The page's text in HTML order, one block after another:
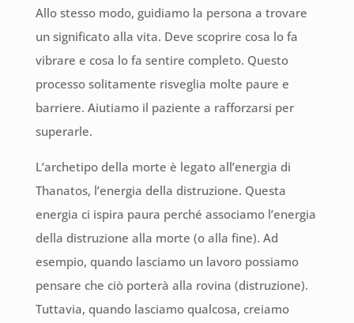
Allo stesso modo, guidiamo la persona a trovare
un significato alla vita. Deve scoprire cosa lo fa
vibrare e cosa lo fa sentire completo. Questo
processo solitamente risveglia molte paure e
barriere. Aiutiamo il paziente a rafforzarsi per
superarle.
L’archetipo della morte è legato all’energia di
Thanatos, l’energia della distruzione. Questa
energia ci ispira paura perché associamo l’energia
della distruzione alla morte (o alla fine). Ad
esempio, quando lasciamo un lavoro possiamo
pensare che ciò porterà alla rovina (distruzione).
Tuttavia, quando lasciamo qualcosa, creiamo